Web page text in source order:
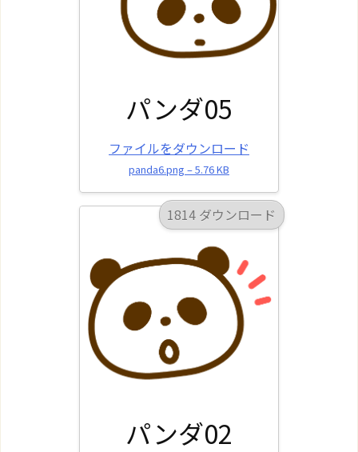
パンダ05
ファイルをダウンロード
panda6.png – 5.76 KB
1814 ダウンロード
パンダ02